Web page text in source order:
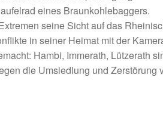
eines Braunkohlebaggers.
seine Sicht auf das
in seiner Heimat mit der
Hambi, Immerath, Lützerath
die Umsiedlung und Zerstörung